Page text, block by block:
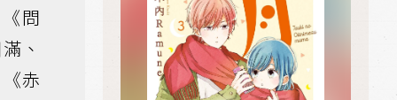
問
、
赤